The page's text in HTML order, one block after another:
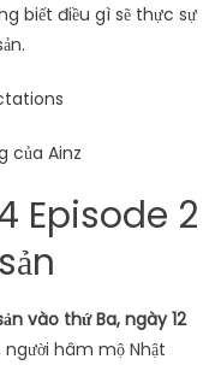
biết điều gì sẽ thực sự
của Ainz
Episode 2
vào thứ Ba, ngày 12
người hâm mộ Nhật